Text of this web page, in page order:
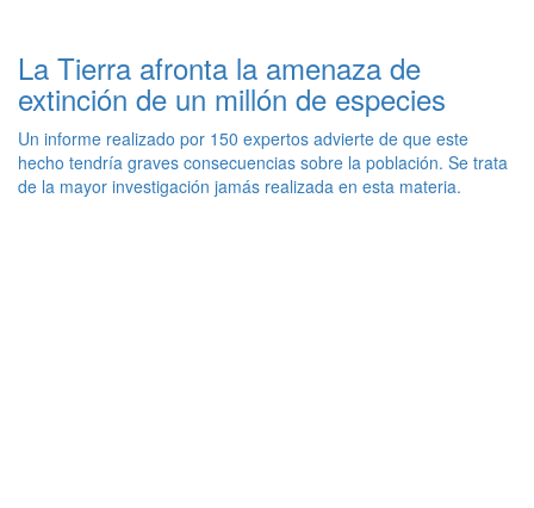
La Tierra afronta la amenaza de
extinción de un millón de especies
Un informe realizado por 150 expertos advierte de que este
hecho tendría graves consecuencias sobre la población. Se trata
de la mayor investigación jamás realizada en esta materia.